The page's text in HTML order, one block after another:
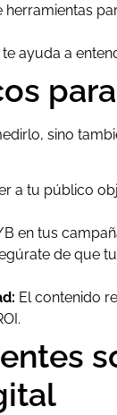
herramientas
te ayuda a
sino
a tu público
en tus
de que
El contenido